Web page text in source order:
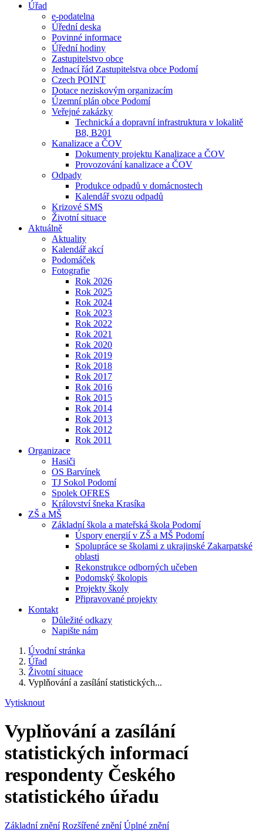
Úřad
e-podatelna
Úřední deska
Povinné informace
Úřední hodiny
Zastupitelstvo obce
Jednací řád Zastupitelstva obce Podomí
Czech POINT
Dotace neziskovým organizacím
Územní plán obce Podomí
Veřejné zakázky
Technická a dopravní infrastruktura v lokalitě
B8, B201
Kanalizace a ČOV
Dokumenty projektu Kanalizace a ČOV
Provozování kanalizace a ČOV
Odpady
Produkce odpadů v domácnostech
Kalendář svozu odpadů
Krizové SMS
Životní situace
Aktuálně
Aktuality
Kalendář akcí
Podomáček
Fotografie
Rok 2026
Rok 2025
Rok 2024
Rok 2023
Rok 2022
Rok 2021
Rok 2020
Rok 2019
Rok 2018
Rok 2017
Rok 2016
Rok 2015
Rok 2014
Rok 2013
Rok 2012
Rok 2011
Organizace
Hasiči
OS Barvínek
TJ Sokol Podomí
Spolek OFRES
Království šneka Krasíka
ZŠ a MŠ
Základní škola a mateřská škola Podomí
Úspory energií v ZŠ a MŠ Podomí
Spolupráce se školami z ukrajinské Zakarpatské
oblasti
Rekonstrukce odborných učeben
Podomský školopis
Projekty školy
Připravované projekty
Kontakt
Důležité odkazy
Napište nám
Úvodní stránka
Úřad
Životní situace
Vyplňování a zasílání statistických...
Vytisknout
Vyplňování a zasílání
statistických informací
respondenty Českého
statistického úřadu
Základní znění Rozšířené znění Úplné znění